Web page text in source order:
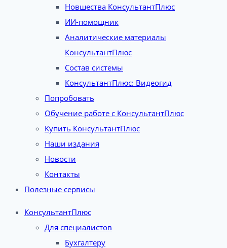
Новшества КонсультантПлюс
ИИ-помощник
Аналитические материалы
КонсультантПлюс
Состав системы
КонсультантПлюс: Видеогид
Попробовать
Обучение работе с КонсультантПлюс
Купить КонсультантПлюс
Наши издания
Новости
Контакты
Полезные сервисы
КонсультантПлюс
Для специалистов
Бухгалтеру